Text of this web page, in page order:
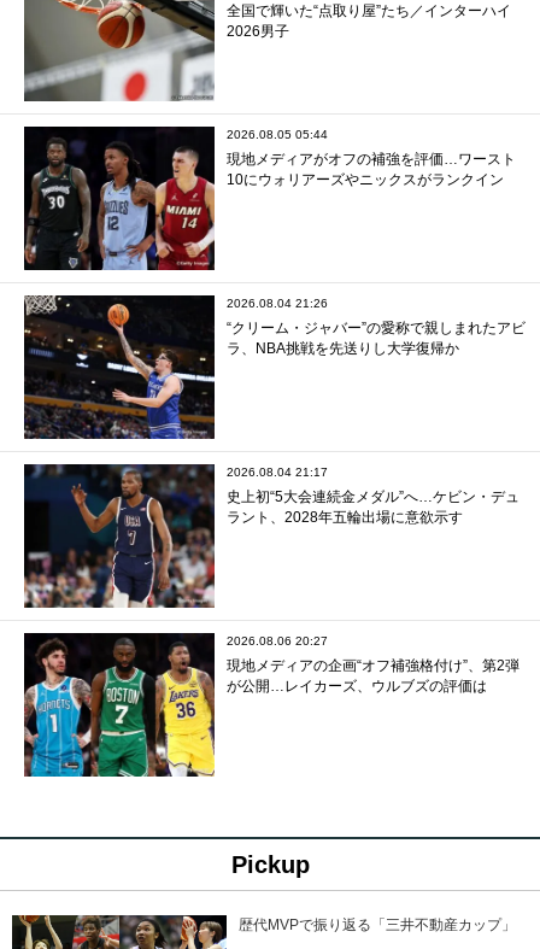
全国で輝いた“点取り屋”たち／インターハイ
2026男子
2026.08.05 05:44
現地メディアがオフの補強を評価…ワースト
10にウォリアーズやニックスがランクイン
2026.08.04 21:26
“クリーム・ジャバー”の愛称で親しまれたアビ
ラ、NBA挑戦を先送りし大学復帰か
2026.08.04 21:17
史上初“5大会連続金メダル”へ…ケビン・デュ
ラント、2028年五輪出場に意欲示す
2026.08.06 20:27
現地メディアの企画“オフ補強格付け”、第2弾
が公開…レイカーズ、ウルブズの評価は
Pickup
歴代MVPで振り返る「三井不動産カップ」